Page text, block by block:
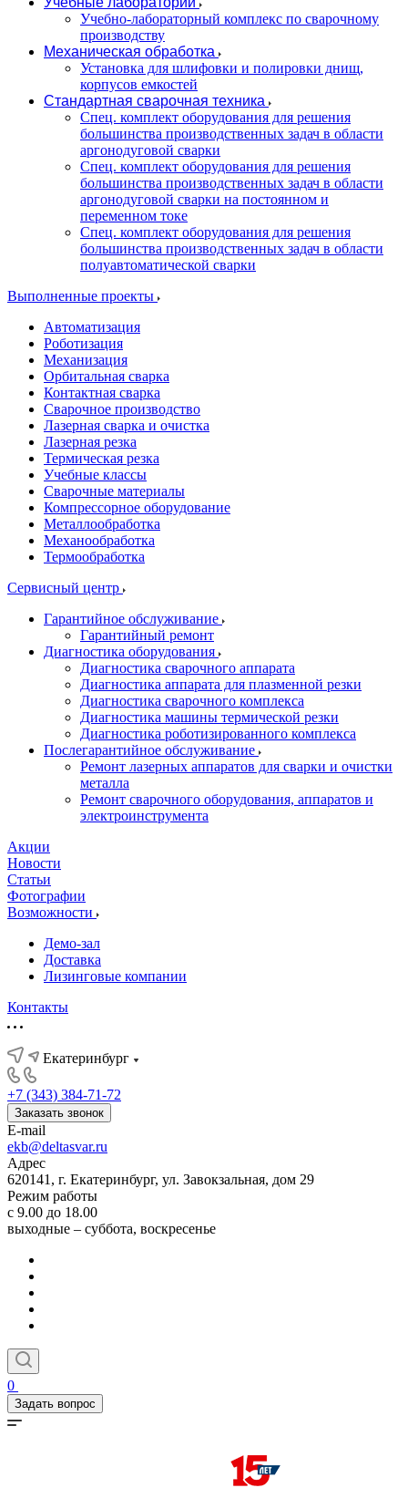
Учебно-лабораторный комплекс по сварочному
производству
Механическая обработка
Установка для шлифовки и полировки днищ,
корпусов емкостей
Стандартная сварочная техника
Спец. комплект оборудования для решения
большинства производственных задач в области
аргонодуговой сварки
Спец. комплект оборудования для решения
большинства производственных задач в области
аргонодуговой сварки на постоянном и
переменном токе
Спец. комплект оборудования для решения
большинства производственных задач в области
полуавтоматической сварки
Выполненные проекты
Автоматизация
Роботизация
Механизация
Орбитальная сварка
Контактная сварка
Сварочное производство
Лазерная сварка и очистка
Лазерная резка
Термическая резка
Учебные классы
Сварочные материалы
Компрессорное оборудование
Металлообработка
Механообработка
Термообработка
Сервисный центр
Гарантийное обслуживание
Гарантийный ремонт
Диагностика оборудования
Диагностика сварочного аппарата
Диагностика аппарата для плазменной резки
Диагностика сварочного комплекса
Диагностика машины термической резки
Диагностика роботизированного комплекса
Послегарантийное обслуживание
Ремонт лазерных аппаратов для сварки и очистки
металла
Ремонт сварочного оборудования, аппаратов и
электроинструмента
Акции
Новости
Статьи
Фотографии
Возможности
Демо-зал
Доставка
Лизинговые компании
Контакты
Екатеринбург
+7 (343) 384-71-72
Заказать звонок
E-mail
ekb@deltasvar.ru
Адрес
620141, г. Екатеринбург, ул. Завокзальная, дом 29
Режим работы
с 9.00 до 18.00
выходные – суббота, воскресенье
0
Задать вопрос